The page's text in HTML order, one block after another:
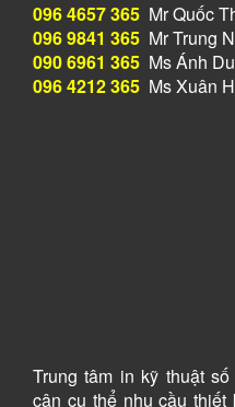
096 4657 365 Mr Quốc
096 9841 365 Mr Trung
090 6961 365 Ms Ánh
096 4212 365 Ms Xuân
Trung tâm in kỹ thuật số
cận cụ thể nhu cầu